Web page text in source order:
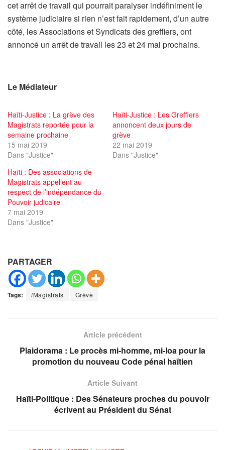
cet arrêt de travail qui pourrait paralyser indéfiniment le
système judiciaire si rien n’est fait rapidement, d’un autre
côté, les Associations et Syndicats des greffiers, ont
annoncé un arrêt de travail les 23 et 24 mai prochains.
Le Médiateur
Haïti-Justice : La grève des
Magistrats reportée pour la
semaine prochaine
15 mai 2019
Dans "Justice"
Haïti-Justice : Les Greffiers
annoncent deux jours de
grève
22 mai 2019
Dans "Justice"
Haïti : Des associations de
Magistrats appellent au
respect de l’indépendance du
Pouvoir judicaire
7 mai 2019
Dans "Justice"
PARTAGER
Tags: /Magistrats Grève
Article précédent
Plaidorama : Le procès mi-homme, mi-loa pour la
promotion du nouveau Code pénal haïtien
Article Suivant
Haïti-Politique : Des Sénateurs proches du pouvoir
écrivent au Président du Sénat